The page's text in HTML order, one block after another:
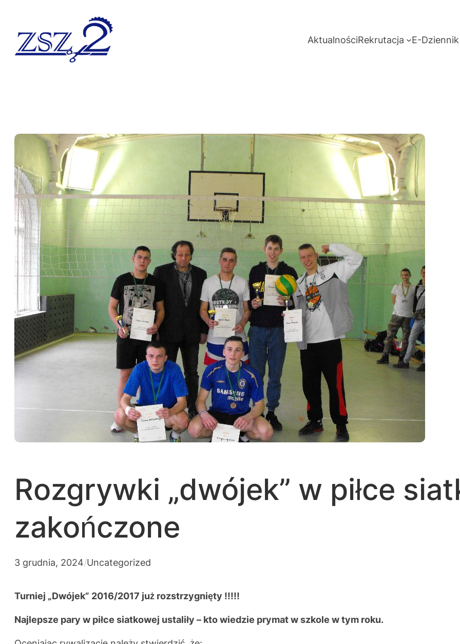
AktualnościRekrutacja E-Dziennik
Rozgrywki „dwójek” w piłce
zakończone
3 grudnia, 2024/Uncategorized
Turniej „Dwójek” 2016/2017 już rozstrzygnięty !!!!!
Najlepsze pary w piłce siatkowej ustaliły – kto wiedzie prymat w szkole w tym roku.